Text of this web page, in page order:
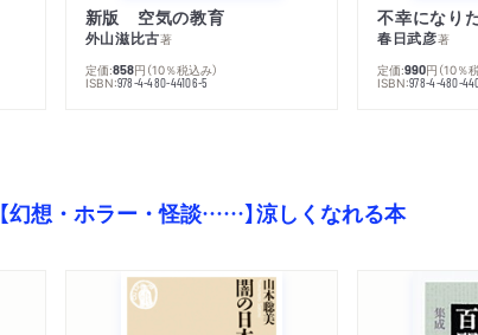
新版 空気の教育
外山滋比古著
定価:858円 （10％税込み）
ISBN:978-4-480-44106-5
春日武彦著
定価:990円 （10％
ISBN:978-4-480-
【幻想・ホラー・怪談……】涼しくなれる本